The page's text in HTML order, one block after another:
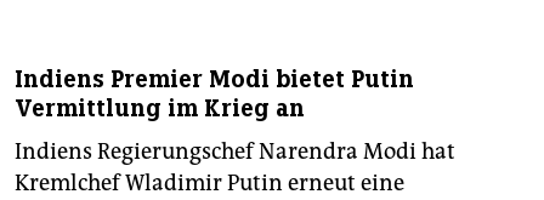
Indiens Premier Modi bietet Putin
Vermittlung im Krieg an
Indiens Regierungschef Narendra Modi hat
Kremlchef Wladimir Putin erneut eine